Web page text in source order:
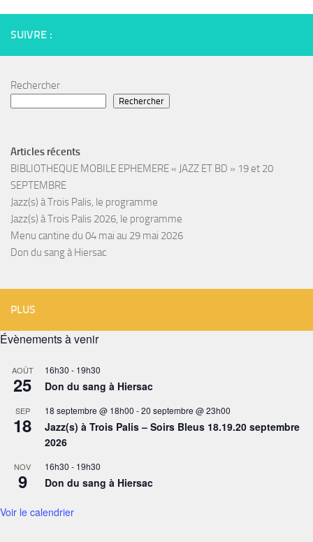
SUIVRE :
Rechercher
Rechercher
Articles récents
BIBLIOTHEQUE MOBILE EPHEMERE « JAZZ ET BD » 19 et 20
SEPTEMBRE
Jazz(s) à Trois Palis, le programme
Jazz(s) à Trois Palis 2026, le programme
Menu cantine du 04 mai au 29 mai 2026
Don du sang à Hiersac
PLUS
Évènements à venir
AOÛT
25
16h30 - 19h30
Don du sang à Hiersac
SEP
18
18 septembre @ 18h00 -20 septembre @ 23h00
Jazz(s) à Trois Palis – Soirs Bleus 18.19.20 septembre
2026
NOV
9
16h30 - 19h30
Don du sang à Hiersac
Voir le calendrier